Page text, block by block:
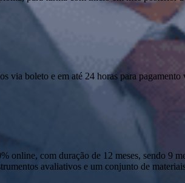
via boleto e em até 24 horas para
online, com duração de 12 meses, sendo 9
avaliativos e um conjunto de